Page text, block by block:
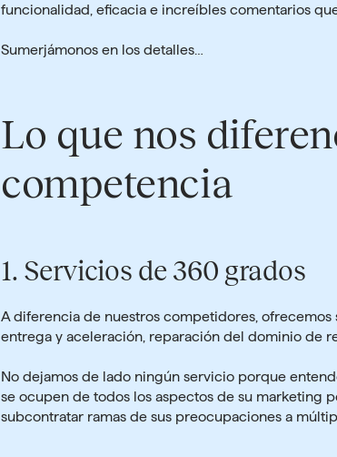
funcionalidad, eficacia e increíbles comentarios
Sumerjámonos en los detalles…
Lo que nos
competencia
1. Servicios de 360 grados
A diferencia de nuestros competidores,
entrega y aceleración, reparación del dominio de
No dejamos de lado ningún servicio porque
se ocupen de todos los aspectos de su marketing
subcontratar ramas de sus preocupaciones a